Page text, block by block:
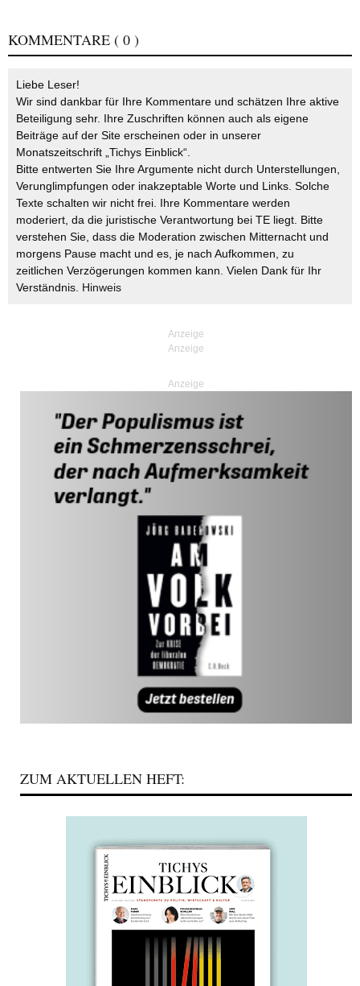
KOMMENTARE ( 0 )
Liebe Leser!
Wir sind dankbar für Ihre Kommentare und schätzen Ihre aktive
Beteiligung sehr. Ihre Zuschriften können auch als eigene
Beiträge auf der Site erscheinen oder in unserer
Monatszeitschrift „Tichys Einblick“.
Bitte entwerten Sie Ihre Argumente nicht durch Unterstellungen,
Verunglimpfungen oder inakzeptable Worte und Links. Solche
Texte schalten wir nicht frei. Ihre Kommentare werden
moderiert, da die juristische Verantwortung bei TE liegt. Bitte
verstehen Sie, dass die Moderation zwischen Mitternacht und
morgens Pause macht und es, je nach Aufkommen, zu
zeitlichen Verzögerungen kommen kann. Vielen Dank für Ihr
Verständnis. Hinweis
Anzeige
ZUM AKTUELLEN HEFT: